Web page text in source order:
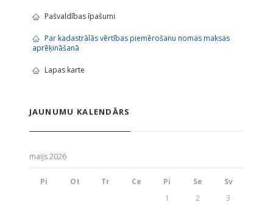
Pašvaldības īpašumi
Par kadastrālās vērtības piemērošanu nomas maksas
aprēķināšanā
Lapas karte
JAUNUMU KALENDĀRS
maijs 2026
Pi Ot Tr Ce Pi Se
Sv
1
2
3